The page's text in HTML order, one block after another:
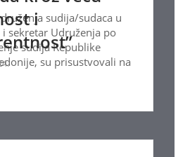
i sudija/sudaca u
i sekretar Udruženja po
sudija Republike
su prisustvovali na